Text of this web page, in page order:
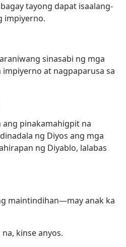
tayong dapat isaalang-
impiyerno.
sinasabi ng mga
impiyerno at nagpaparusa sa
ang pinakamahigpit na
ng Diyos ang mga
ng Diyablo, lalabas
maintindihan​—may anak ka
kinse anyos.